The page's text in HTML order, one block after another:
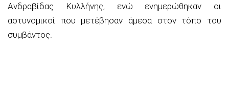
Ανδραβίδας Κυλλήνης, ενώ ενημερώθηκαν οι
αστυνομικοί που μετέβησαν άμεσα στον τόπο του
συμβάντος.